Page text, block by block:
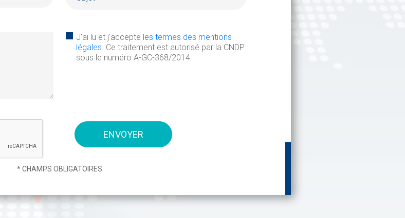
J'ai lu et j'accepte les termes des mentions
légales. Ce traitement est autorisé par la CNDP
sous le numéro A-GC-368/2014
* CHAMPS OBLIGATOIRES